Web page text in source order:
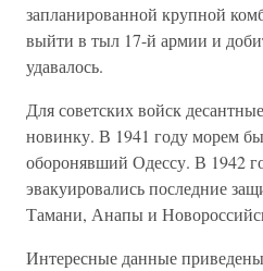
запланированной крупной
выйти в тыл 17-й армии и
удавалось.
Для советских войск
новинку. В 1941 году морем
оборонявший Одессу. В 1942
эвакуировались последние
Тамани, Анапы и
Интересные данные